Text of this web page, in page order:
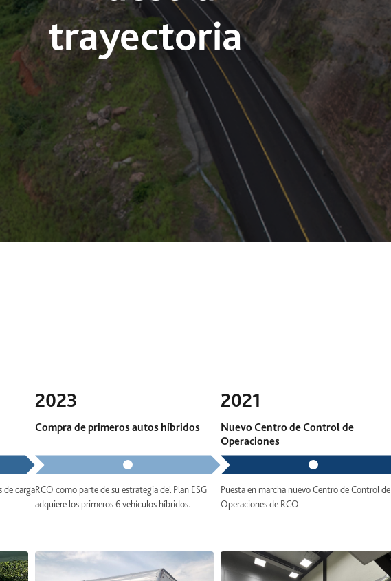
trayectoria
de carga
2023
Compra de primeros autos híbridos
RCO como parte de su estrategia del Plan ESG
adquiere los primeros 6 vehículos híbridos.
2021
Nuevo Centro de Control de
Operaciones
Puesta en marcha nuevo Centro de Control de
Operaciones de RCO.